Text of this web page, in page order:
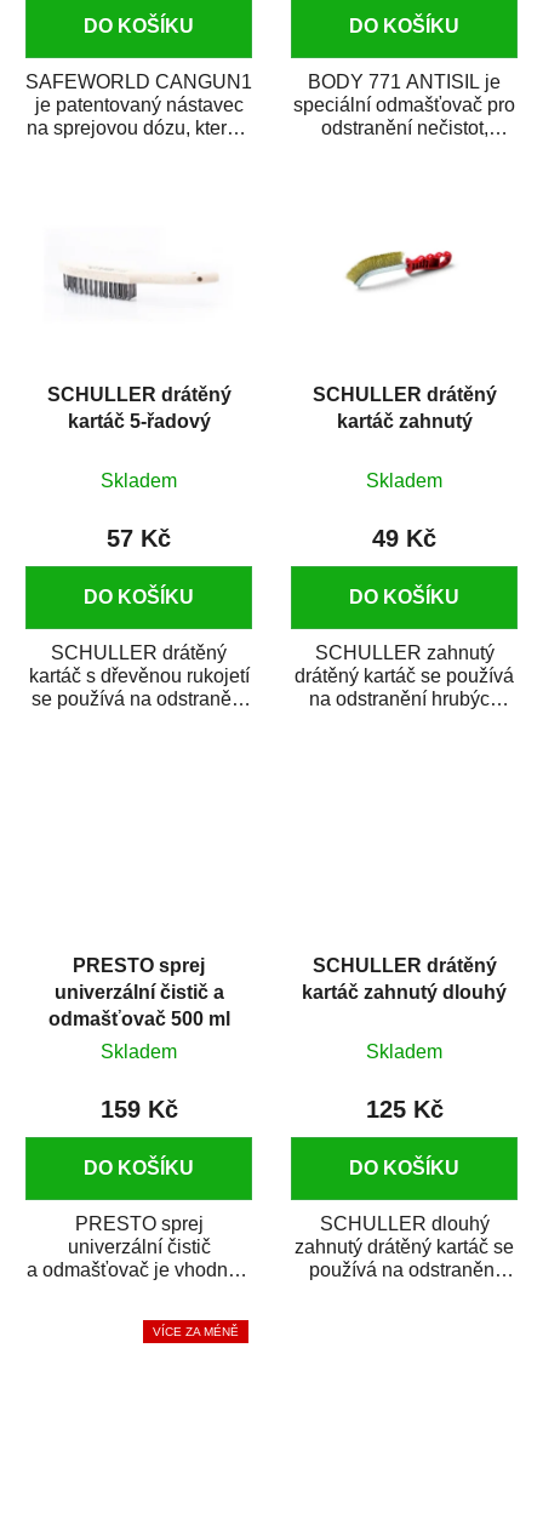
DO KOŠÍKU
SAFEWORLD CANGUN1
je patentovaný nástavec
na sprejovou dózu, který ji
DO KOŠÍKU
BODY 771 ANTISIL je
speciální odmašťovač pro
odstranění nečistot,
SCHULLER drátěný
kartáč 5-řadový
Skladem
57 Kč
DO KOŠÍKU
SCHULLER drátěný
kartáč s dřevěnou rukojetí
se používá na odstranění
SCHULLER drátěný
kartáč zahnutý
Skladem
49 Kč
DO KOŠÍKU
SCHULLER zahnutý
drátěný kartáč se používá
na odstranění hrubých
PRESTO sprej
univerzální čistič a
odmašťovač 500 ml
Skladem
159 Kč
DO KOŠÍKU
PRESTO sprej
univerzální čistič
a odmašťovač je vhodný k
kovových a plastových...
SCHULLER drátěný
kartáč zahnutý dlouhý
Skladem
125 Kč
DO KOŠÍKU
SCHULLER dlouhý
zahnutý drátěný kartáč se
používá na odstranění
VÍCE ZA MÉNĚ